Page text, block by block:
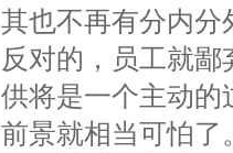
其也不再有分内分
反对的，员工就
供将是一个主动的
前景就相当可怕了